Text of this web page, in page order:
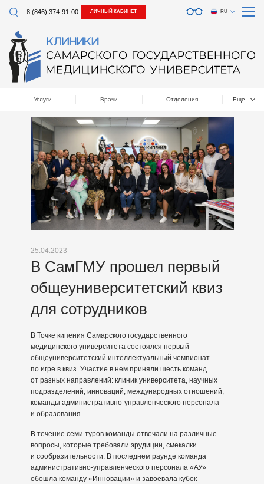
8 (846) 374-91-00 ЛИЧНЫЙ КАБИНЕТ RU
Услуги Врачи Отделения Еще
25.04.2023
В СамГМУ прошел первый
общеуниверситетский квиз
для сотрудников
В Точке кипения Самарского государственного
медицинского университета состоялся первый
общеуниверситетский интеллектуальный чемпионат
по игре в квиз. Участие в нем приняли шесть команд
от разных направлений: клиник университета, научных
подразделений, инноваций, международных отношений,
команды административно-управленческого персонала
и образования.
В течение семи туров команды отвечали на различные
вопросы, которые требовали эрудиции, смекалки
и сообразительности. В последнем раунде команда
административно-управленческого персонала «АУ»
обошла команду «Инновации» и завоевала кубок